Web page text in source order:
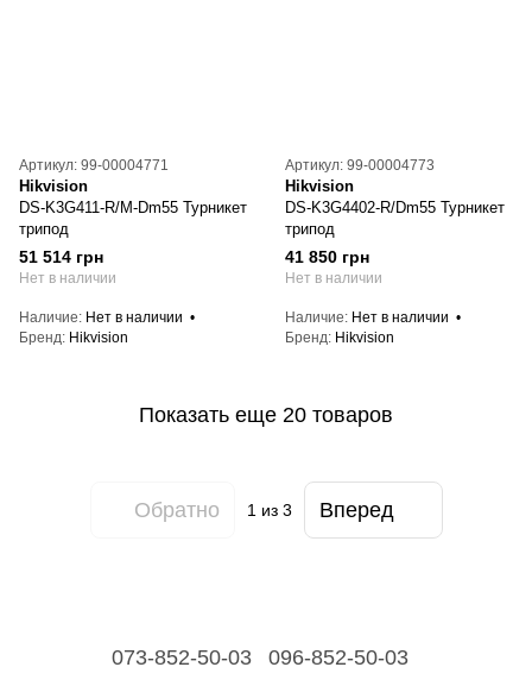
Артикул: 99-00004771
Hikvision
DS-K3G411-R/M-Dm55 Турникет
трипод
51 514 грн
Нет в наличии
Наличие
Нет в наличии
Бренд Hikvision
Артикул: 99-00004773
Hikvision
DS-K3G4402-R/Dm55 Турникет
трипод
41 850 грн
Нет в наличии
Наличие
Нет в наличии
Бренд Hikvision
Показать еще 20 товаров
Обратно 1 из 3 Вперед
073-852-50-03 096-852-50-03